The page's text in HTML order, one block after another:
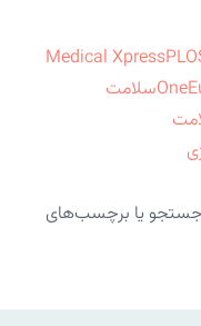
Medical Xpress
Oneسلامت
جستجو یا برچسب‌های